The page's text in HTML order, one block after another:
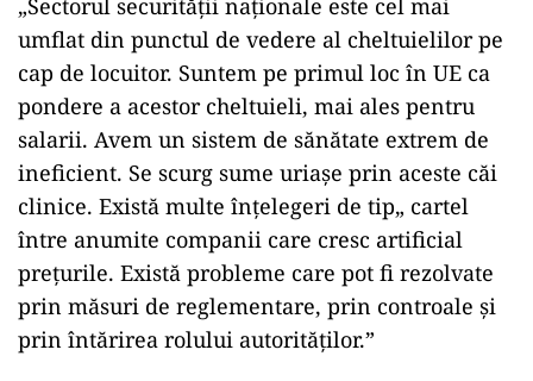
„Sectorul securității naționale este cel mai
umflat din punctul de vedere al cheltuielilor pe
cap de locuitor. Suntem pe primul loc în UE ca
pondere a acestor cheltuieli, mai ales pentru
salarii. Avem un sistem de sănătate extrem de
ineficient. Se scurg sume uriașe prin aceste căi
clinice. Există multe înțelegeri de tip„ cartel
între anumite companii care cresc artificial
prețurile. Există probleme care pot fi rezolvate
prin măsuri de reglementare, prin controale și
prin întărirea rolului autorităților.”